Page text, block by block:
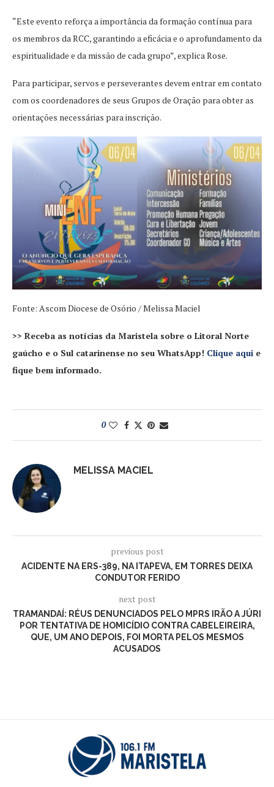
“Este evento reforça a importância da formação contínua para
os membros da RCC, garantindo a eficácia e o aprofundamento da
espiritualidade e da missão de cada grupo”, explica Rose.
Para participar, servos e perseverantes devem entrar em contato
com os coordenadores de seus Grupos de Oração para obter as
orientações necessárias para inscrição.
Fonte: Ascom Diocese de Osório / Melissa Maciel
>> Receba as notícias da Maristela sobre o Litoral Norte
gaúcho e o Sul catarinense no seu WhatsApp! Clique aqui e
fique bem informado.
0
MELISSA MACIEL
previous post
ACIDENTE NA ERS-389, NA ITAPEVA, EM TORRES DEIXA
CONDUTOR FERIDO
next post
TRAMANDAÍ: RÉUS DENUNCIADOS PELO MPRS IRÃO A JÚRI
POR TENTATIVA DE HOMICÍDIO CONTRA CABELEIREIRA,
QUE, UM ANO DEPOIS, FOI MORTA PELOS MESMOS
ACUSADOS